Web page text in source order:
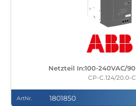
Netzteil In:100-240VAC/
CP-C.124/20.0-C
ArtNr. 1801850